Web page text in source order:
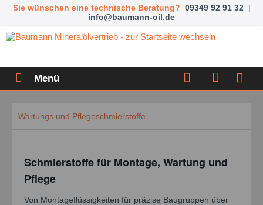
Sie wünschen eine technische Beratung? 09349 92 91 32 |
info@baumann-oil.de
Menü
Wartungs und Pflegeschmierstoffe
Schmierstoffe für Montage, Wartung und
Pflege
Von Montageflüssigkeiten für präzise Baugruppen über